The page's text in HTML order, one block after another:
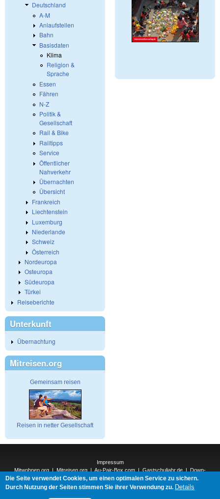
Deutschland
A-M
Anlaufstellen
Bahn
Basisdaten
Klima
Religion &
Sprache
Essen
Fähren
N-Z
Politik &
Gesellschaft
Rail & Bike
Railtipps
Service
Öffentlicher
Nahverkehr
Übernachten
Übersicht
Frankreich
Liechtenstein
Luxemburg
Niederlande
Schweiz
Österreich
Nordeuropa
Osteuropa
Südeuropa
Türkei
Reiseberichte
Unterkunft
Übernachtung
Mitreisen.org
Gemeinsam reisen
Reisen in netter Gesellschaft
Impressum
Mitwohnen.org
Mitreisen.org Au-Pair-Box.com Gastschuljahr.de
Down-
Under.org |Elderpair.com|
Interconnections-Verlag.de|Natur-und-Umwelt.org|ReiseTops.com|
Die Seite verwendet Cookies, um einen optimalen Service zu sichern.
Durch Nutzung der Seiten stimmen Sie ihrer Verwendung zu. Details